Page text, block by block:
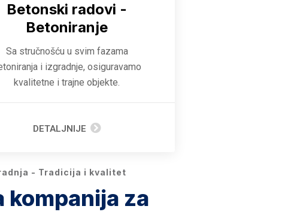
Betonski radovi -
Betoniranje
Sa stručnošću u svim fazama
i izgradnje, osiguravamo
kvalitetne i trajne objekte.
DETALJNIJE
- Tradicija i kvalitet
kompanija za